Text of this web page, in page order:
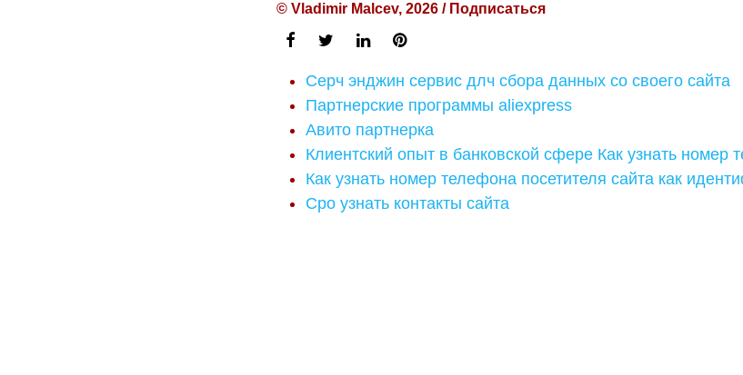
© Vladimir Malcev, 2026 / Подписаться
Серч энджин сервис длч сбора данных со своего сайта
Партнерские программы aliexpress
Авито партнерка
Клиентский опыт в банковской сфере Как узнать номер
Как узнать номер телефона посетителя сайта как
Cpo узнать контакты сайта